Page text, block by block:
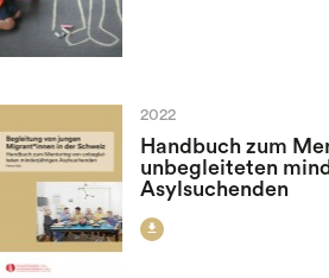
2022
Handbuch zum
unbegleiteten
Asylsuchenden
